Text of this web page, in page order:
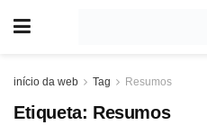
início da web Tag Resumos
Etiqueta: Resumos